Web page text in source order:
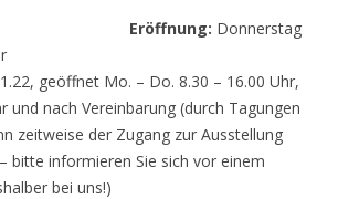
Eröffnung: Donnerstag
geöffnet Mo. – Do. 8.30 – 16.00 Uhr,
und nach Vereinbarung (durch Tagungen
zeitweise der Zugang zur Ausstellung
bitte informieren Sie sich vor einem
bei uns!)